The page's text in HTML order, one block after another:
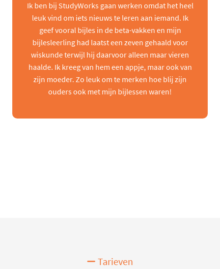
Ik ben bij StudyWorks gaan werken omdat het heel
leuk vind om iets nieuws te leren aan iemand. Ik
geef vooral bijles in de beta-vakken en mijn
bijlesleerling had laatst een zeven gehaald voor
wiskunde terwijl hij daarvoor alleen maar vieren
haalde. Ik kreeg van hem een appje, maar ook van
zijn moeder. Zo leuk om te merken hoe blij zijn
ouders ook met mijn bijlessen waren!
Tarieven